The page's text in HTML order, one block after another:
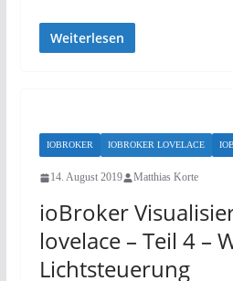
Weiterlesen
IOBROKER IOBROKER LOVELACE
14. August 2019 Matthias Korte
ioBroker
lovelace – Teil 4 –
Lichtsteuerung